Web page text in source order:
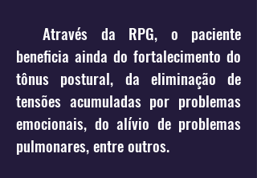
Através da RPG, o paciente
beneficia ainda do fortalecimento do
tônus postural, da eliminação de
tensões acumuladas por problemas
emocionais, do alívio de problemas
pulmonares, entre outros.